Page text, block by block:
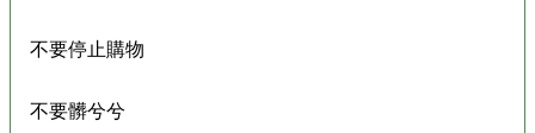
不要停止購物
不要髒兮兮